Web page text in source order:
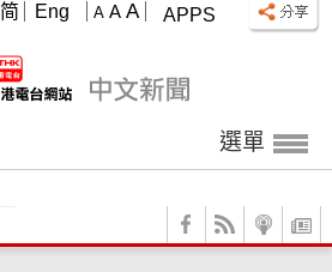
APPS
A A A
简 Eng
選單